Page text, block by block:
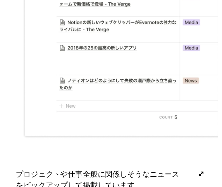
プロジェクトや仕事全般に関係しそうなニュース
をピックアップして掲載しています。